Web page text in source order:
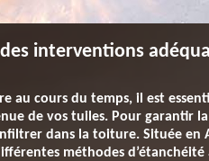
interventions
au cours du temps, il est
de vos tuiles. Pour garantir
dans la toiture. Située
méthodes